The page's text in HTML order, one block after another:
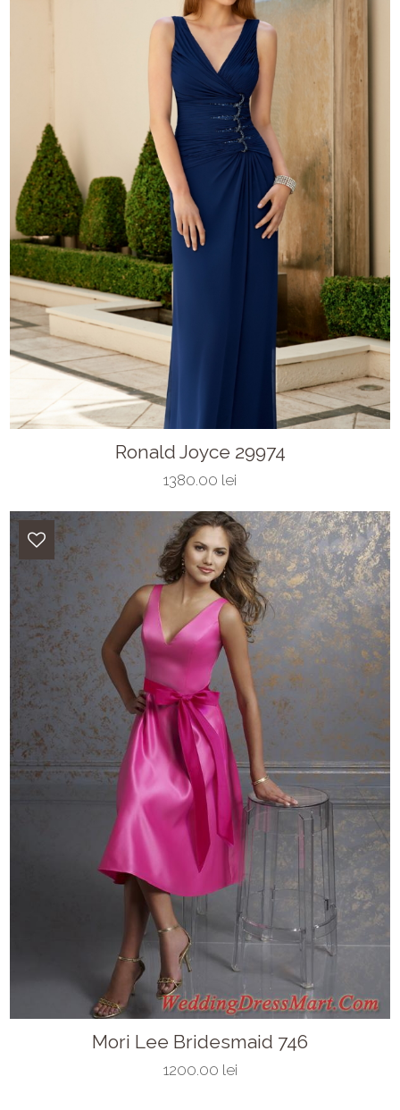
Ronald Joyce 29974
1380.00 lei
Mori Lee Bridesmaid 746
1200.00 lei